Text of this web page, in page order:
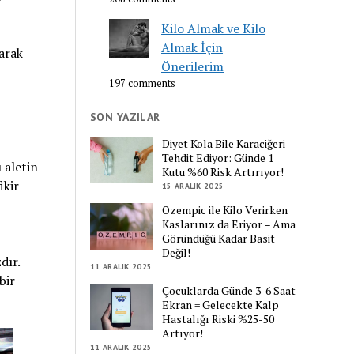
aletin
Kilo Almak ve Kilo
Almak İçin
Önerilerim
197 comments
SON YAZILAR
Diyet Kola Bile Karaciğeri
Tehdit Ediyor: Günde 1
Kutu %60 Risk Artırıyor!
15 ARALIK 2025
Ozempic ile Kilo Verirken
Kaslarınız da Eriyor – Ama
Göründüğü Kadar Basit
Değil!
11 ARALIK 2025
Çocuklarda Günde 3-6 Saat
Ekran = Gelecekte Kalp
Hastalığı Riski %25-50
Artıyor!
11 ARALIK 2025